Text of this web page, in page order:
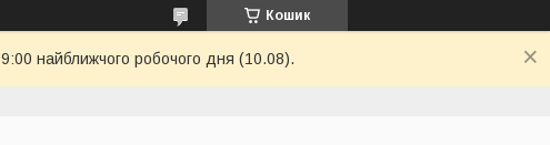
Кошик
найближчого робочого дня (10.08).